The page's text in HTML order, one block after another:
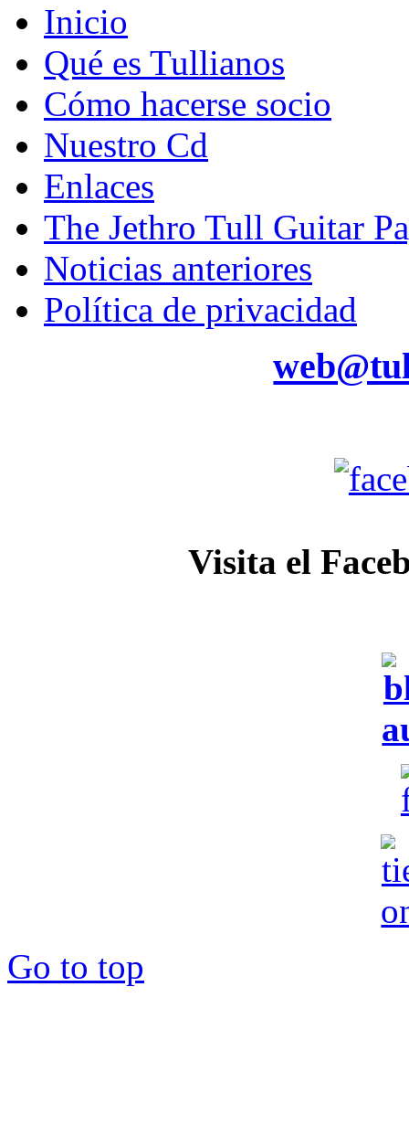
Inicio
Qué es Tullianos
Cómo hacerse socio
Nuestro Cd
Enlaces
The Jethro Tull Guitar
Noticias anteriores
Política de privacidad
Visita el
Go to top